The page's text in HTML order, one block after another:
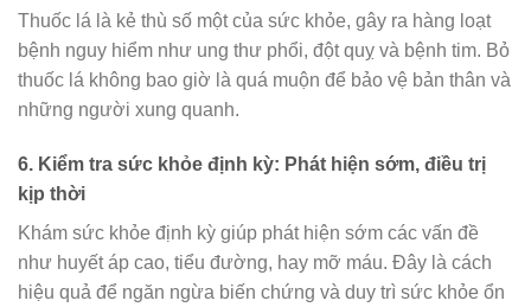
Thuốc lá là kẻ thù số một của sức khỏe, gây ra hàng loạt
bệnh nguy hiểm như ung thư phổi, đột quỵ và bệnh tim. Bỏ
thuốc lá không bao giờ là quá muộn để bảo vệ bản thân và
những người xung quanh.
6. Kiểm tra sức khỏe định kỳ: Phát hiện sớm, điều trị
kịp thời
Khám sức khỏe định kỳ giúp phát hiện sớm các vấn đề
như huyết áp cao, tiểu đường, hay mỡ máu. Đây là cách
hiệu quả để ngăn ngừa biến chứng và duy trì sức khỏe ổn